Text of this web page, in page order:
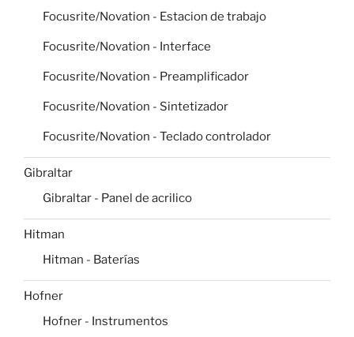
Focusrite/Novation - Estacion de trabajo
Focusrite/Novation - Interface
Focusrite/Novation - Preamplificador
Focusrite/Novation - Sintetizador
Focusrite/Novation - Teclado controlador
Gibraltar
Gibraltar - Panel de acrilico
Hitman
Hitman - Baterías
Hofner
Hofner - Instrumentos